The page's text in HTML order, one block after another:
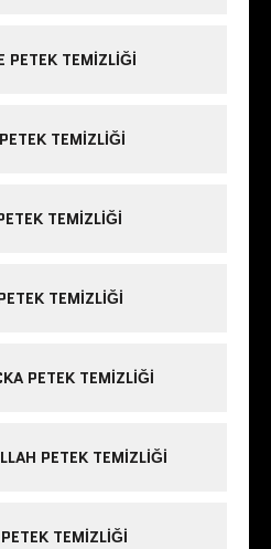
PETEK TEMIZLIĞI
TEMIZLIĞI
TEMIZLIĞI
TEMIZLIĞI
PETEK TEMIZLIĞI
PETEK TEMIZLIĞI
TEMIZLIĞI